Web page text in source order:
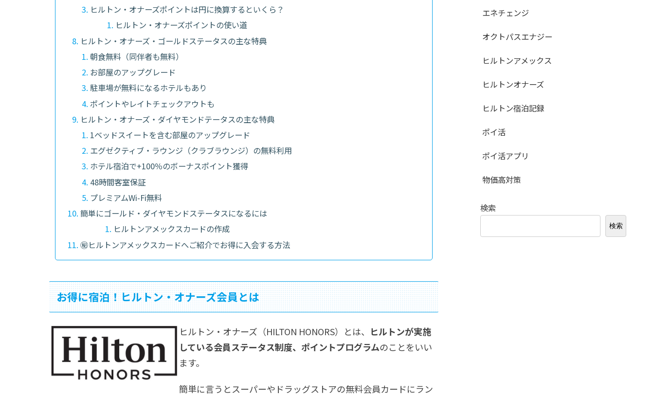
ヒルトン・オナーズポイントは円に換算するといくら？
ヒルトン・オナーズポイントの使い道
ヒルトン・オナーズ・ゴールドステータスの主な特典
朝食無料（同伴者も無料）
お部屋のアップグレード
駐車場が無料になるホテルもあり
ポイントやレイトチェックアウトも
ヒルトン・オナーズ・ダイヤモンドテータスの主な特典
1ベッドスイートを含む部屋のアップグレード
エグゼクティブ・ラウンジ（クラブラウンジ）の無料利用
ホテル宿泊で+100％のボーナスポイント獲得
48時間客室保証
プレミアムWi-Fi無料
簡単にゴールド・ダイヤモンドステータスになるには
ヒルトンアメックスカードの作成
㊙ヒルトンアメックスカードへご紹介でお得に入会する方法
お得に宿泊！ヒルトン・オナーズ会員とは
ヒルトン・オナーズ（HILTON HONORS）とは、 ヒルトンが実施
している会員ステータス制度、ポイントプログラムのことをいい
ます。
簡単に言うとスーパーやドラッグストアの無料会員カードにラン
エネチェンジ
オクトパスエナジー
ヒルトンアメックス
ヒルトンオナーズ
ヒルトン宿泊記録
ポイ活
ポイ活アプリ
物価高対策
検索
検索